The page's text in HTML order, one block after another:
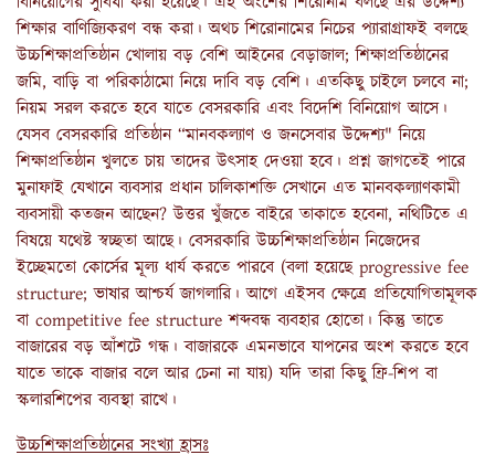
শিক্ষার বাণিজ্যিকরণ বন্ধ করা। অথচ শিরোনামের নিচের প্যারাগ্রাফই বলছে
উচ্চশিক্ষাপ্রতিষ্ঠান খোলায় বড় বেশি আইনের বেড়াজাল; শিক্ষাপ্রতিষ্ঠানের
জমি, বাড়ি বা পরিকাঠামো নিয়ে দাবি বড় বেশি। এতকিছু চাইলে চলবে না;
নিয়ম সরল করতে হবে যাতে বেসরকারি এবং বিদেশি বিনিয়োগ আসে।
যেসব বেসরকারি প্রতিষ্ঠান “মানবকল্যাণ ও জনসেবার উদ্দেশ্য" নিয়ে
শিক্ষাপ্রতিষ্ঠান খুলতে চায় তাদের উৎসাহ দেওয়া হবে। প্রশ্ন জাগতেই পারে
মুনাফাই যেখানে ব্যবসার প্রধান চালিকাশক্তি সেখানে এত মানবকল্যাণকামী
ব্যবসায়ী কতজন আছেন? উত্তর খুঁজতে বাইরে তাকাতে হবেনা, নথিটিতে এ
বিষয়ে যথেষ্ট স্বচ্ছতা আছে। বেসরকারি উচ্চশিক্ষাপ্রতিষ্ঠান নিজেদের
ইচ্ছেমতো কোর্সের মূল্য ধার্য করতে পারবে (বলা হয়েছে progressive fee
structure; ভাষার আশ্চর্য জাগলারি। আগে এইসব ক্ষেত্রে প্রতিযোগিতামূলক
বা competitive fee structure শব্দবন্ধ ব্যবহার হোতো। কিন্তু তাতে
বাজারের বড় আঁশটে গন্ধ। বাজারকে এমনভাবে যাপনের অংশ করতে হবে
যাতে তাকে বাজার বলে আর চেনা না যায়) যদি তারা কিছু ফ্রি-শিপ বা
স্কলারশিপের ব্যবস্থা রাখে।
উচ্চশিক্ষাপ্রতিষ্ঠানের সংখ্যা হ্রাসঃ